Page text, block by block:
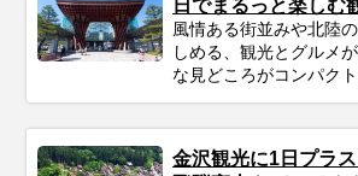
日でまるっと楽しむ
風情ある街並みや北陸
しめる、観光とグルメ
な見どころがコンパク
金沢観光に1日プラ